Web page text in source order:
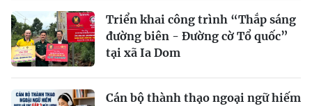
Triển khai công trình “Thắp sáng
đường biên - Đường cờ Tổ quốc”
tại xã Ia Dom
Cán bộ thành thạo ngoại ngữ hiếm